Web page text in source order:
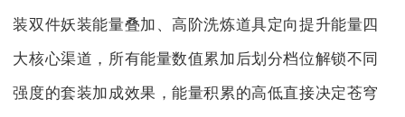
装双件妖装能量叠加、高阶洗炼道具定向提升能量四
大核心渠道，所有能量数值累加后划分档位解锁不同
强度的套装加成效果，能量积累的高低直接决定苍穹